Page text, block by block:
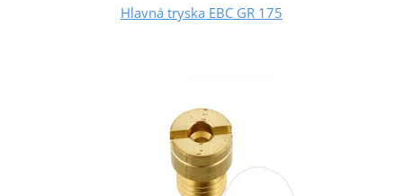
Hlavná tryska EBC GR 175